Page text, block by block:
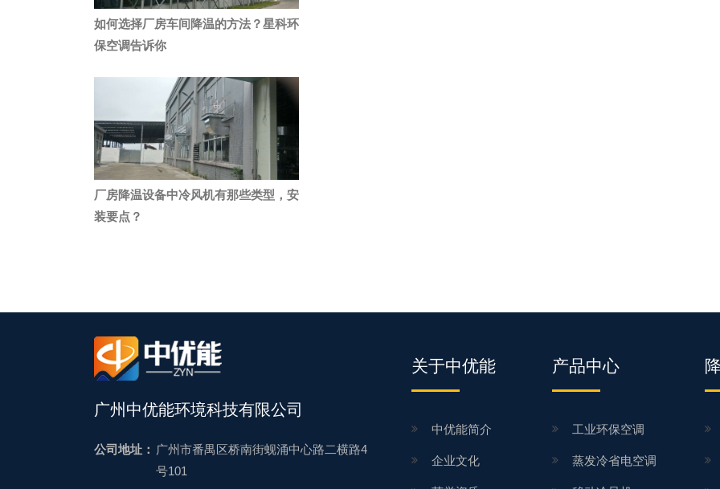
如何选择厂房车间降温的方法？星科环
保空调告诉你
厂房降温设备中冷风机有那些类型，安
装要点？
广州中优能环境科技有限公司
公司地址： 广州市番禺区桥南街蚬涌中心路二横路4
号101
关于中优能
中优能简介
企业文化
产品中心
工业环保空调
蒸发冷省电空调